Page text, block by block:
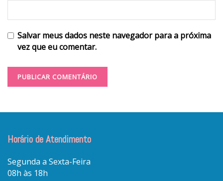
Salvar meus dados neste navegador para a próxima
vez que eu comentar.
Horário de Atendimento
Segunda a Sexta-Feira
08h às 18h